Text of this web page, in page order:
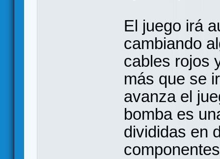
El juego irá
cambiando
cables rojos
más que se
avanza el
bomba es
divididas en